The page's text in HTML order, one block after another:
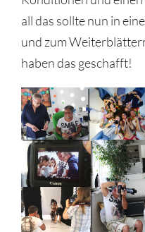
all das sollte nun in
und zum
haben das geschafft!